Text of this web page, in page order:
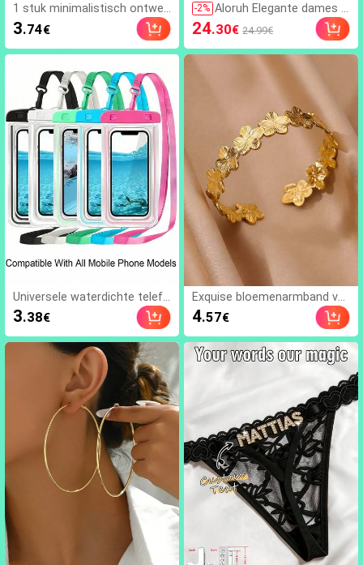
1 stuk minimalistisch ontwer
p gouden ketting dubbele laa
g enkelband, veelzijdig voor s
trand, vakantie, dagelijks gebr
uwen, boho chic
3.74€
Universele waterdichte telefo
onhoes, waterdichte telefoo
ntas - met lichtgevende func
tie, waterdichte telefoondryb
ag, waterdichte telefoonhoe
s, compatibel met 17 16 15 1
4 13 Pro Max Plus Air, geschik
t voor zwemmen, raften, duik
en, onderwaterfotografie, str
and, buitensporten, reizen, va
kantie, zwembad, buitensport
en, 8/5/4/3/2/1 pack, zomerb
enodigdheden
3.38€
-2% Aloruh Elegante dames f
eestjurk met stippen, hal
ternek, geplisseerd en tai
lleversmalling
24.30€ 24.99€
Exquise bloemenarmband va
n roestvrij staal, 18K vergulde
Plumeria verstelbare open cu
ff armband, geschikt voor vr
ouwen, moeders, vriendinnen
en beste vriendinnen, gouden
bruiloftssieraden, vakantiefe
estaccessoire, uniek verjaard
ags- en jubileumcadeau
4.57€